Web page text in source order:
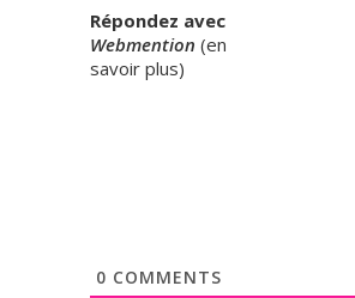
Répondez avec
Webmention (en
savoir plus)
0 COMMENTS